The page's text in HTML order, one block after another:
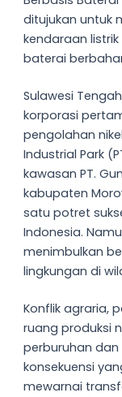
ditujukan untuk
kendaraan
baterai
Sulawesi
korporasi
pengolahan
Industrial Park
kawasan PT.
kabupaten
satu potret
Indonesia.
menimbulkan
lingkungan di
Konflik agraria,
ruang produksi
perburuhan
konsekuensi
mewarnai